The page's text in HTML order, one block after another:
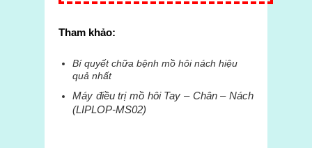
Tham khảo:
Bí quyết chữa bệnh mồ hôi nách hiệu
quả nhất
Máy điều trị mồ hôi Tay – Chân – Nách
(LIPLOP-MS02)